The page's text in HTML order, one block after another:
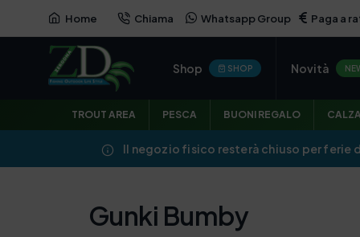
Home Chiama Whatsapp Group Paga a
Shop SHOP Novità
TROUT AREA PESCA BUONI REGALO
Il negozio fisico resterà chiuso per ferie
Gunki Bumby